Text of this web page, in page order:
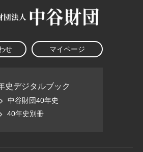
せ マイページ
史デジタルブック
中谷財団40年史
40年史別冊